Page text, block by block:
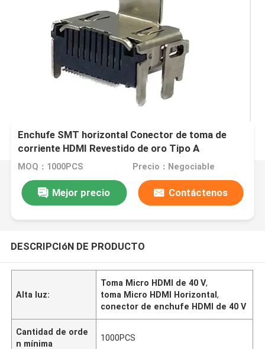
Enchufe SMT horizontal Conector de toma de
corriente HDMI Revestido de oro Tipo A
MOQ：1000PCS Precio：Negociable
Mejor precio Contáctenos
DESCRIPCIóN DE PRODUCTO
Alta luz:
Toma Micro HDMI de 40 V,
toma Micro HDMI Horizontal,
conector de enchufe HDMI de 40 V
Cantidad de orde
n mínima
1000PCS